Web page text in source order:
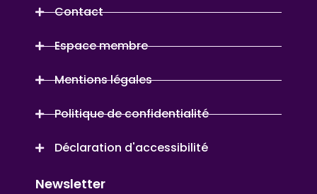
Contact
Espace membre
Mentions légales
Politique de confidentialité
Déclaration d'accessibilité
Newsletter